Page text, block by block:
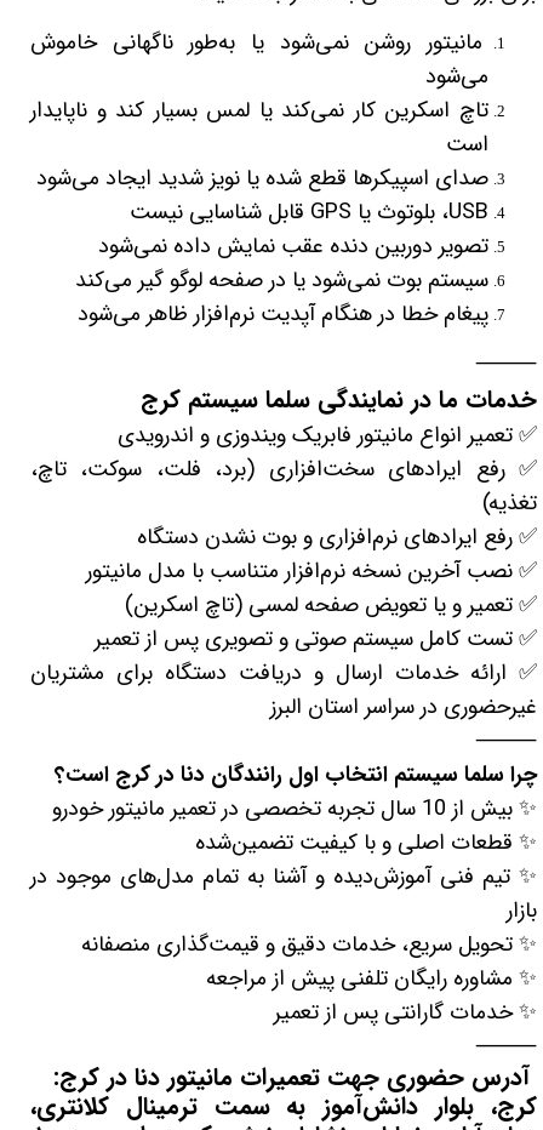
مانیتور روشن نمی‌شود یا به‌طور ناگهانی خاموش
می‌شود
تاچ اسکرین کار نمی‌کند یا لمس بسیار کند و ناپایدار
است
صدای اسپیکرها قطع شده یا نویز شدید ایجاد می‌شود
USB، بلوتوث یا GPS قابل شناسایی نیست
تصویر دوربین دنده عقب نمایش داده نمی‌شود
سیستم بوت نمی‌شود یا در صفحه لوگو گیر می‌کند
پیغام خطا در هنگام آپدیت نرم‌افزار ظاهر می‌شود
⸻
خدمات ما در نمایندگی سلما سیستم کرج
✅ تعمیر انواع مانیتور فابریک ویندوزی و اندرویدی
✅ رفع ایرادهای سخت‌افزاری (برد، فلت، سوکت، تاچ،
تغذیه)
✅ رفع ایرادهای نرم‌افزاری و بوت نشدن دستگاه
✅ نصب آخرین نسخه نرم‌افزار متناسب با مدل مانیتور
✅ تعمیر و یا تعویض صفحه لمسی (تاچ اسکرین)
✅ تست کامل سیستم صوتی و تصویری پس از تعمیر
✅ ارائه خدمات ارسال و دریافت دستگاه برای مشتریان
غیرحضوری در سراسر استان البرز
⸻
چرا سلما سیستم انتخاب اول رانندگان دنا در کرج است؟
✨ بیش از 10 سال تجربه تخصصی در تعمیر مانیتور خودرو
✨ قطعات اصلی و با کیفیت تضمین‌شده
✨ تیم فنی آموزش‌دیده و آشنا به تمام مدل‌های موجود در
بازار
✨ تحویل سریع، خدمات دقیق و قیمت‌گذاری منصفانه
✨ مشاوره رایگان تلفنی پیش از مراجعه
✨ خدمات گارانتی پس از تعمیر
⸻
آدرس حضوری جهت تعمیرات مانیتور دنا در کرج:
کرج، بلوار دانش‌آموز به سمت ترمینال کلانتری،